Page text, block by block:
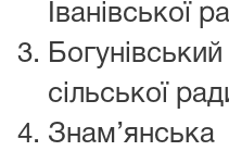
Іванівської
сільської
Знам’янська